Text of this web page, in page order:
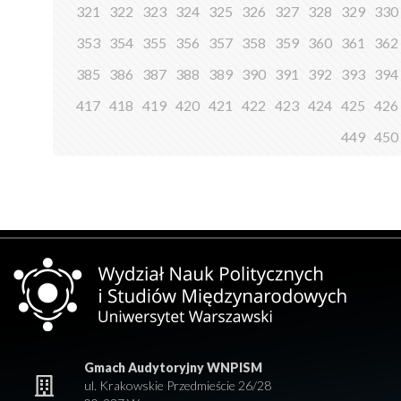
321 322 323 324 325 326 327 328 329 330
353 354 355 356 357 358 359 360 361
362
385
386 387 388 389 390 391 392 393 394
417 418 419 420 421 422 423 424 425 426
449 450
Gmach Audytoryjny WNPISM
ul. Krakowskie Przedmieście 26/28